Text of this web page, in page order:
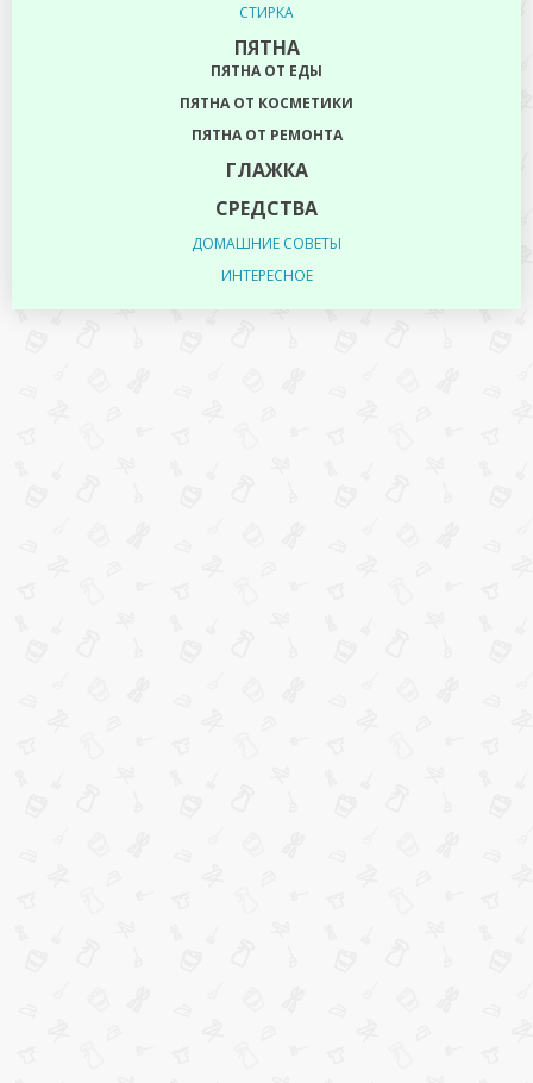
СТИРКА
ПЯТНА
ПЯТНА ОТ ЕДЫ
ПЯТНА ОТ КОСМЕТИКИ
ПЯТНА ОТ РЕМОНТА
ГЛАЖКА
СРЕДСТВА
ДОМАШНИЕ СОВЕТЫ
ИНТЕРЕСНОЕ